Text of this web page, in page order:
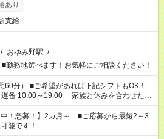
あり
支給
/ おゆみ野駅 / …
務地選べます！お気軽にご相談ください！
記シフトもOK！
「家族と休みを合わせた
夕飯の準備がしたい」 「できれば残業はし
を教えてくださいね。 ※Wワーク希望
事で希望する勤務時間と、もう1つのお仕事
で週40時間を超える場合は応募できません。
中！急募！】2カ月～ ■ご応募から最短2～3
能です！